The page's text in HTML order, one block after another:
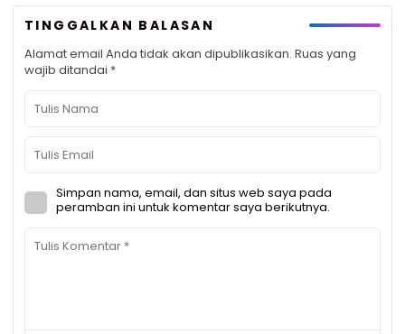
TINGGALKAN BALASAN
Alamat email Anda tidak akan dipublikasikan. Ruas yang
wajib ditandai *
Simpan nama, email, dan situs web saya pada
peramban ini untuk komentar saya berikutnya.